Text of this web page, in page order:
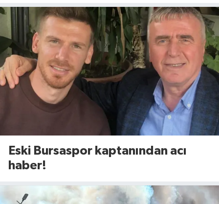
Eski Bursaspor kaptanından acı
haber!